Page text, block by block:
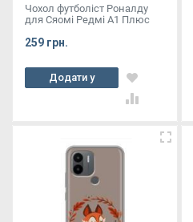
Чохол футболіст Роналду
для Сяомі Редмі А1 Плюс
259 грн.
Додати у
кошик